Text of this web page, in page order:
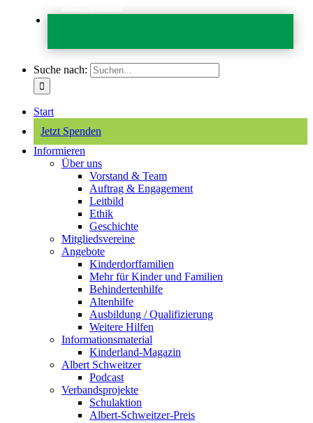
Suche nach:
Start
Jetzt Spenden
Informieren
Über uns
Vorstand & Team
Auftrag & Engagement
Leitbild
Ethik
Geschichte
Mitgliedsvereine
Angebote
Kinderdorffamilien
Mehr für Kinder und Familien
Behindertenhilfe
Altenhilfe
Ausbildung / Qualifizierung
Weitere Hilfen
Informationsmaterial
Kinderland-Magazin
Albert Schweitzer
Podcast
Verbandsprojekte
Schulaktion
Albert-Schweitzer-Preis